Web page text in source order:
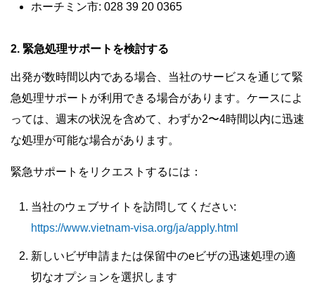
ホーチミン市: 028 39 20 0365
2. 緊急処理サポートを検討する
出発が数時間以内である場合、当社のサービスを通じて緊
急処理サポートが利用できる場合があります。ケースによ
っては、週末の状況を含めて、わずか2〜4時間以内に迅速
な処理が可能な場合があります。
緊急サポートをリクエストするには：
当社のウェブサイトを訪問してください:
https://www.vietnam-visa.org/ja/apply.html
新しいビザ申請または保留中のeビザの迅速処理の適
切なオプションを選択します